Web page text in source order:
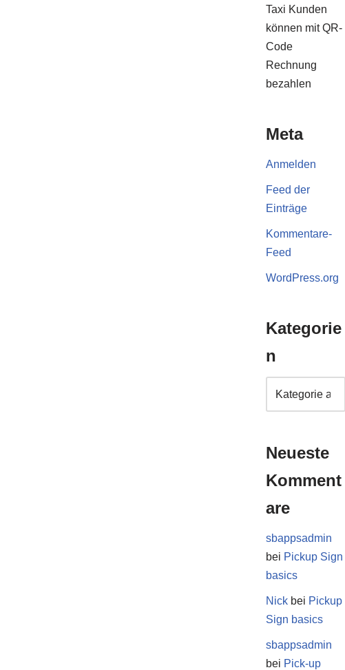
Taxi Kunden
können mit QR-
Code
Rechnung
bezahlen
Meta
Anmelden
Feed der
Einträge
Kommentare-
Feed
WordPress.org
Kategorie
n
Neueste
Komment
are
sbappsadmin
bei Pickup Sign
basics
Nick bei Pickup
Sign basics
sbappsadmin
bei Pick-up